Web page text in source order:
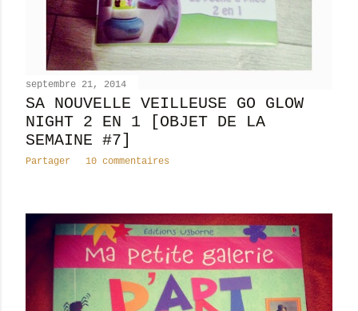
septembre 21, 2014
SA NOUVELLE VEILLEUSE GO GLOW
NIGHT 2 EN 1 [OBJET DE LA
SEMAINE #7]
Partager 10 commentaires